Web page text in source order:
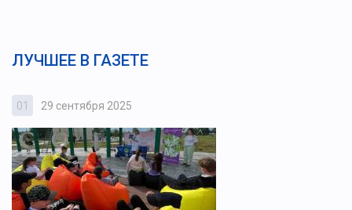
ЛУЧШЕЕ В ГАЗЕТЕ
01 29 сентября 2025